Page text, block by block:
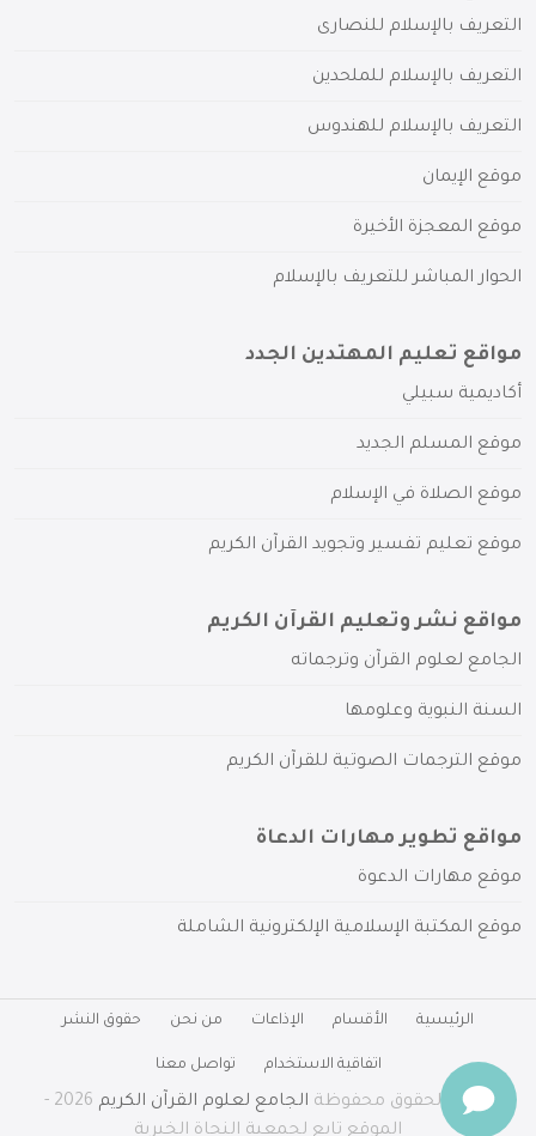
التعريف بالإسلام للنصارى
التعريف بالإسلام للملحدين
التعريف بالإسلام للهندوس
موقع الإيمان
موقع المعجزة الأخيرة
الحوار المباشر للتعريف بالإسلام
مواقع تعليم المهتدين الجدد
أكاديمية سبيلي
موقع المسلم الجديد
موقع الصلاة في الإسلام
موقع تعليم تفسير وتجويد القرآن الكريم
مواقع نشر وتعليم القرآن الكريم
الجامع لعلوم القرآن وترجماته
السنة النبوية وعلومها
موقع الترجمات الصوتية للقرآن الكريم
مواقع تطوير مهارات الدعاة
موقع مهارات الدعوة
موقع المكتبة الإسلامية الإلكترونية الشاملة
الرئيسية الأقسام الإذاعات من نحن حقوق النشر
اتفاقية الاستخدام تواصل معنا
جميع الحقوق محفوظة الجامع لعلوم القرآن الكريم
2026 -
الموقع تابع لجمعية النجاة الخيرية